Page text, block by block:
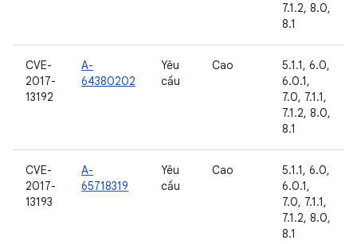
7.1.2, 8.0,
8.1
CVE-
2017-
13192
A-
64380202
Yêu
cầu
Cao
5.1.1, 6.0,
6.0.1,
7.0, 7.1.1,
7.1.2, 8.0,
8.1
CVE-
2017-
13193
A-
65718319
Yêu
cầu
Cao
5.1.1, 6.0,
6.0.1,
7.0, 7.1.1,
7.1.2, 8.0,
8.1